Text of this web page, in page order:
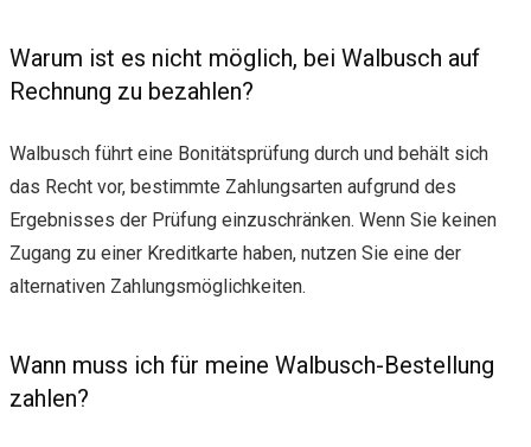
Warum ist es nicht möglich, bei Walbusch auf
Rechnung zu bezahlen?
Walbusch führt eine Bonitätsprüfung durch und behält sich
das Recht vor, bestimmte Zahlungsarten aufgrund des
Ergebnisses der Prüfung einzuschränken. Wenn Sie keinen
Zugang zu einer Kreditkarte haben, nutzen Sie eine der
alternativen Zahlungsmöglichkeiten.
Wann muss ich für meine Walbusch-Bestellung
zahlen?